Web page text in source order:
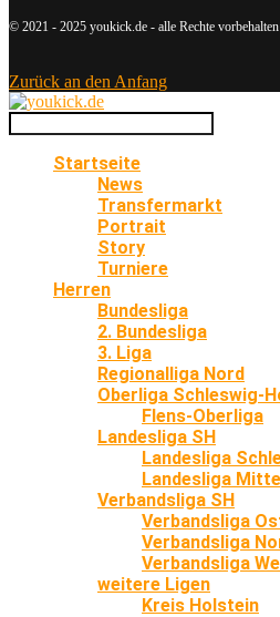
© 2021 - 2025 youkick.de - alle Rechte vorbehalten
Zurück an den Anfang
Startseite
News
Transfermarkt
Portrait
Story
Turniere
Herren
Bundesliga
2. Bundesliga
3. Liga
Regionalliga Nord
Oberliga Schleswig-
Flens-Oberliga
Landesliga SH
Landesliga
Landesliga
Verbandsliga SH
Verbandsliga
Verbandsliga
Verbandsliga
weitere Ligen
Kreis Holstein